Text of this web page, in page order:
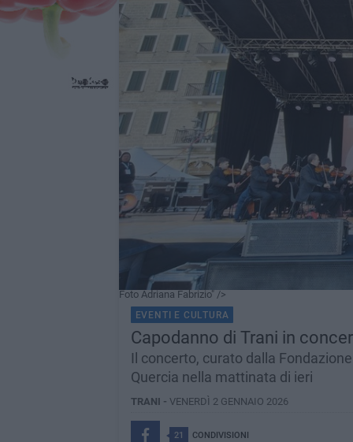
Foto Adriana Fabrizio" />
EVENTI E CULTURA
Capodanno di Trani in
Il concerto, curato dalla
Quercia nella mattinata di ieri
TRANI - VENERDÌ 2 GENNAIO 2026
21 CONDIVISIONI